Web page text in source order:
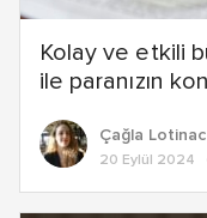
Kolay ve etkili
ile paranızın
Çağla
20 Eylül 2024